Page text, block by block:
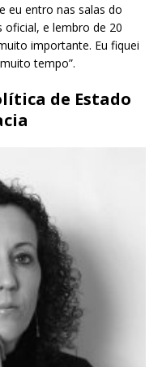
eu entro nas salas do
e lembro de 20
importante. Eu fiquei
tempo”.
de Estado